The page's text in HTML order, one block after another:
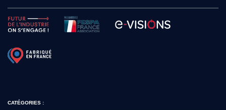
CATÉGORIES :